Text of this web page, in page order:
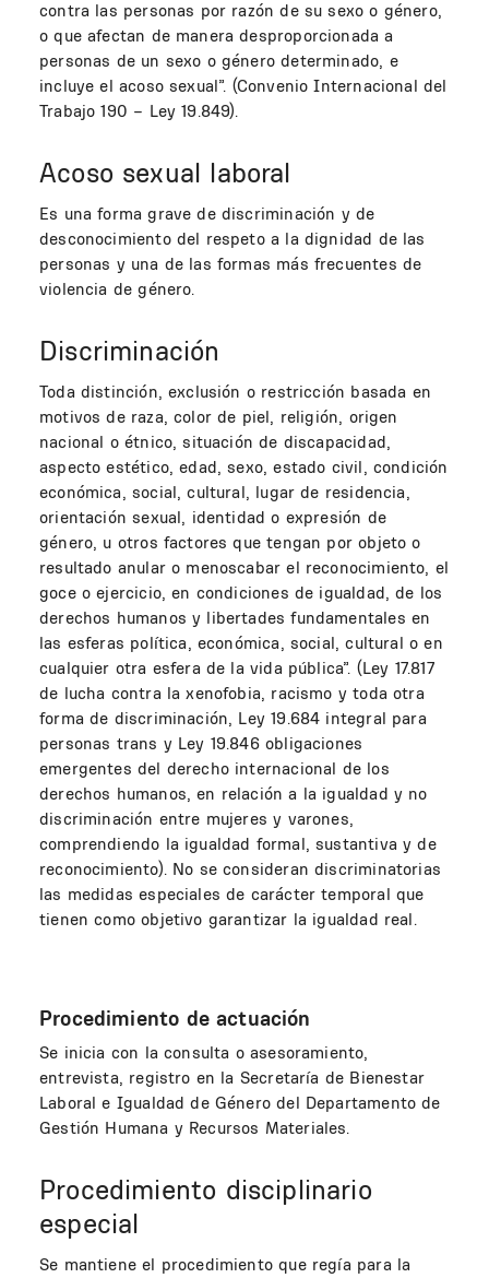
contra las personas por razón de su sexo o género,
o que afectan de manera desproporcionada a
personas de un sexo o género determinado, e
incluye el acoso sexual”. (Convenio Internacional del
Trabajo 190 – Ley 19.849).
Acoso sexual laboral
Es una forma grave de discriminación y de
desconocimiento del respeto a la dignidad de las
personas y una de las formas más frecuentes de
violencia de género.
Discriminación
Toda distinción, exclusión o restricción basada en
motivos de raza, color de piel, religión, origen
nacional o étnico, situación de discapacidad,
aspecto estético, edad, sexo, estado civil, condición
económica, social, cultural, lugar de residencia,
orientación sexual, identidad o expresión de
género, u otros factores que tengan por objeto o
resultado anular o menoscabar el reconocimiento, el
goce o ejercicio, en condiciones de igualdad, de los
derechos humanos y libertades fundamentales en
las esferas política, económica, social, cultural o en
cualquier otra esfera de la vida pública”. (Ley 17.817
de lucha contra la xenofobia, racismo y toda otra
forma de discriminación, Ley 19.684 integral para
personas trans y Ley 19.846 obligaciones
emergentes del derecho internacional de los
derechos humanos, en relación a la igualdad y no
discriminación entre mujeres y varones,
comprendiendo la igualdad formal, sustantiva y de
reconocimiento). No se consideran discriminatorias
las medidas especiales de carácter temporal que
tienen como objetivo garantizar la igualdad real.
Procedimiento de actuación
Se inicia con la consulta o asesoramiento,
entrevista, registro en la Secretaría de Bienestar
Laboral e Igualdad de Género del Departamento de
Gestión Humana y Recursos Materiales.
Procedimiento disciplinario
especial
Se mantiene el procedimiento que regía para la